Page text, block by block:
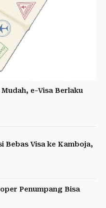
e-Visa Berlaku
Bebas Visa ke Kamboja,
Penumpang Bisa